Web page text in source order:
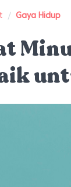
/ Gaya Hidup